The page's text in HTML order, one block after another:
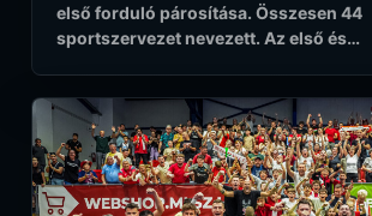
első forduló párosítása. Összesen 44
sportszervezet nevezett. Az első és…